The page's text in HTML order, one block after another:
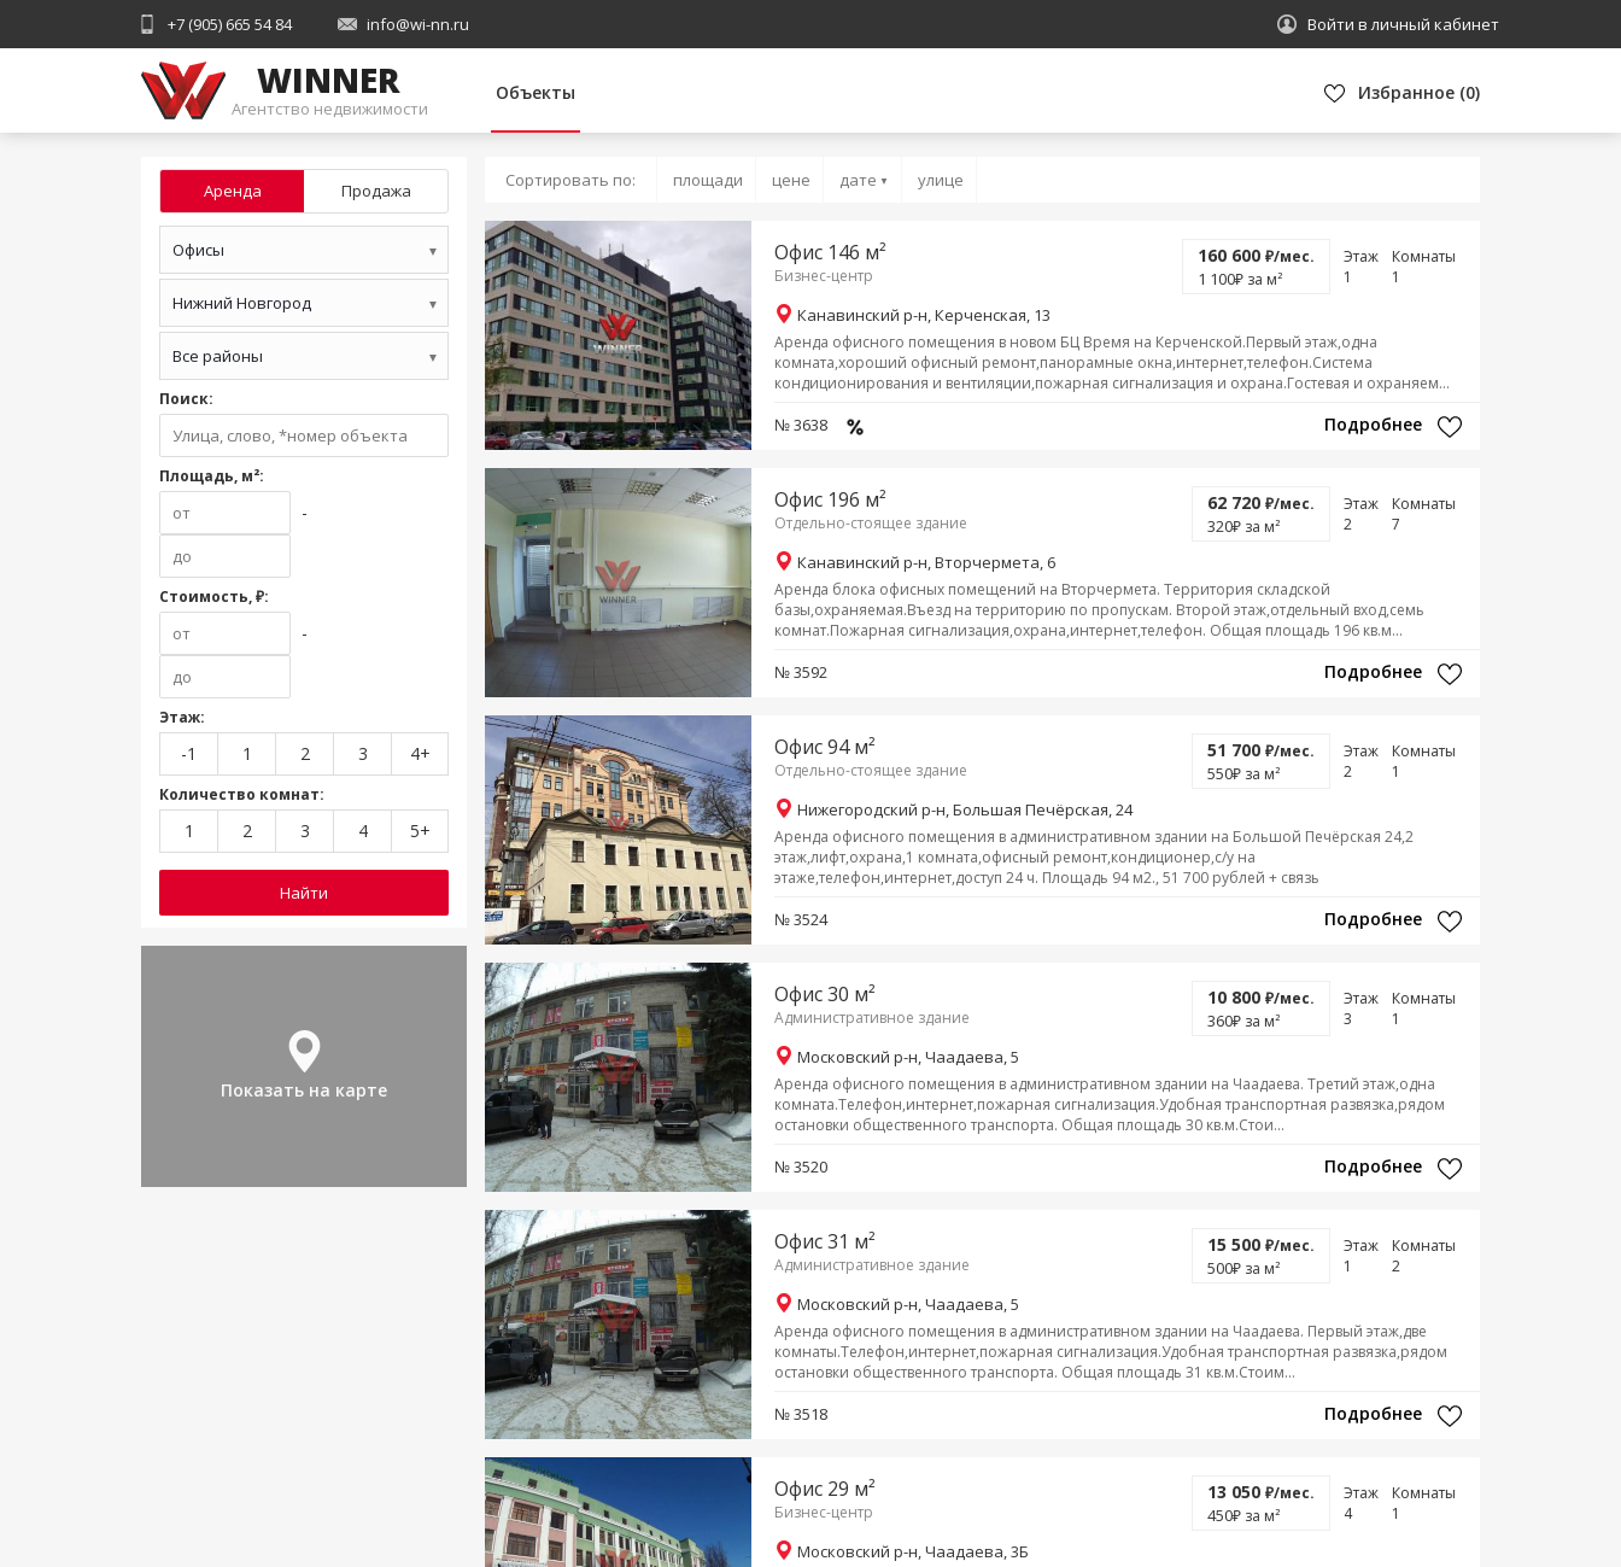
+7 (905) 665 54 84 info@wi-nn.ru Войти в личный кабинет
WINNER
Агентство недвижимости
Объекты Избранное (0)
Аренда Продажа
Офисы ▼
Нижний Новгород ▼
Все районы ▼
Поиск:
Площадь, м²:
-
Стоимость, ₽:
-
Этаж:
-1 1 2 3 4+
Количество комнат:
1 2 3 4 5+
Найти
Показать на карте
Сортировать по: площади цене дате ▼ улице
Офис 146 м²
Бизнес-центр
160 600 ₽/мес.
1 100₽ за м²
Этаж
1
Комнаты
1
Канавинский р-н, Керченская, 13
Аренда офисного помещения в новом БЦ Время на Керченской.Первый этаж,одна
комната,хороший офисный ремонт,панорамные окна,интернет,телефон.Система
кондиционирования и вентиляции,пожарная сигнализация и охрана.Гостевая и охраняем...
№ 3638 Подробнее
Офис 196 м²
Отдельно-стоящее здание
62 720 ₽/мес.
320₽ за м²
Этаж
2
Комнаты
7
Канавинский р-н, Вторчермета, 6
Аренда блока офисных помещений на Вторчермета. Территория складской
базы,охраняемая.Въезд на территорию по пропускам. Второй этаж,отдельный вход,семь
комнат.Пожарная сигнализация,охрана,интернет,телефон. Общая площадь 196 кв.м...
№ 3592 Подробнее
Офис 94 м²
Отдельно-стоящее здание
51 700 ₽/мес.
550₽ за м²
Этаж
2
Комнаты
1
Нижегородский р-н, Большая Печёрская, 24
Аренда офисного помещения в административном здании на Большой Печёрская 24,2
этаж,лифт,охрана,1 комната,офисный ремонт,кондиционер,с/у на
этаже,телефон,интернет,доступ 24 ч. Площадь 94 м2., 51 700 рублей + связь
№ 3524 Подробнее
Офис 30 м²
Административное здание
10 800 ₽/мес.
360₽ за м²
Этаж
3
Комнаты
1
Московский р-н, Чаадаева, 5
Аренда офисного помещения в административном здании на Чаадаева. Третий этаж,одна
комната.Телефон,интернет,пожарная сигнализация.Удобная транспортная развязка,рядом
остановки общественного транспорта. Общая площадь 30 кв.м.Стои...
№ 3520 Подробнее
Офис 31 м²
Административное здание
15 500 ₽/мес.
500₽ за м²
Этаж
1
Комнаты
2
Московский р-н, Чаадаева, 5
Аренда офисного помещения в административном здании на Чаадаева. Первый этаж,две
комнаты.Телефон,интернет,пожарная сигнализация.Удобная транспортная развязка,рядом
остановки общественного транспорта. Общая площадь 31 кв.м.Стоим...
№ 3518 Подробнее
Офис 29 м²
Бизнес-центр
13 050 ₽/мес.
450₽ за м²
Этаж
4
Комнаты
1
Московский р-н, Чаадаева, 3Б